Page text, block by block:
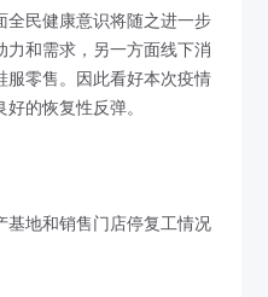
全民健康意识将随之进一步
力和需求，另一方面线下消
服零售。因此看好本次疫情
的恢复性反弹。
基地和销售门店停复工情况